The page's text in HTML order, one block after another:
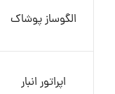
الگوساز پوشاک
اپراتور انبار